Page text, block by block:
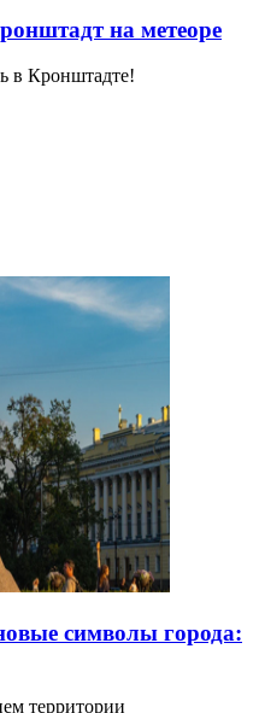
на метеоре
в Кронштадте!
символы города:
территории